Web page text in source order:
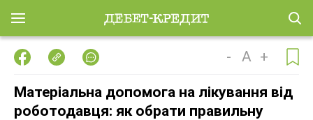
- A +
Матеріальна допомога на лікування від
роботодавця: як обрати правильну